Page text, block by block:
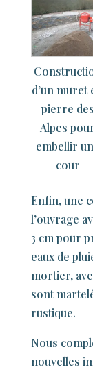
d’un muret
pierre des
Alpes
embellir
cour
Enfin, une
l’ouvrage
3 cm pour
eaux de
mortier,
sont
rustique.
Nous
nouvelles